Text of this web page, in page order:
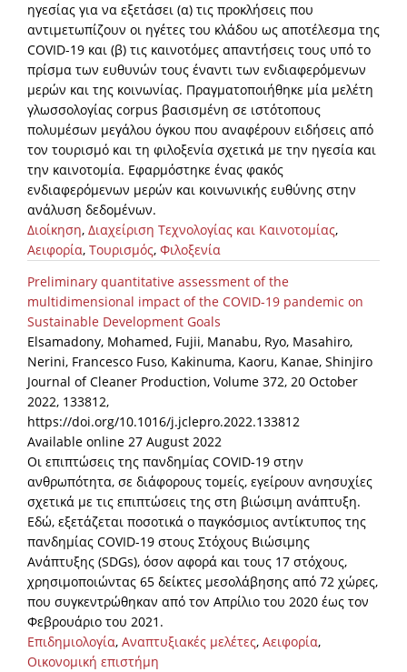
ηγεσίας για να εξετάσει (α) τις προκλήσεις που
αντιμετωπίζουν οι ηγέτες του κλάδου ως αποτέλεσμα της
COVID-19 και (β) τις καινοτόμες απαντήσεις τους υπό το
πρίσμα των ευθυνών τους έναντι των ενδιαφερόμενων
μερών και της κοινωνίας. Πραγματοποιήθηκε μία μελέτη
γλωσσολογίας corpus βασισμένη σε ιστότοπους
πολυμέσων μεγάλου όγκου που αναφέρουν ειδήσεις από
τον τουρισμό και τη φιλοξενία σχετικά με την ηγεσία και
την καινοτομία. Εφαρμόστηκε ένας φακός
ενδιαφερόμενων μερών και κοινωνικής ευθύνης στην
ανάλυση δεδομένων.
Διοίκηση, Διαχείριση Τεχνολογίας και Καινοτομίας,
Αειφορία, Τουρισμός, Φιλοξενία
Preliminary quantitative assessment of the
multidimensional impact of the COVID-19 pandemic on
Sustainable Development Goals
Elsamadony, Mohamed, Fujii, Manabu, Ryo, Masahiro,
Nerini, Francesco Fuso, Kakinuma, Kaoru, Kanae, Shinjiro
Journal of Cleaner Production, Volume 372, 20 October
2022, 133812,
https://doi.org/10.1016/j.jclepro.2022.133812
Available online 27 August 2022
Οι επιπτώσεις της πανδημίας COVID-19 στην
ανθρωπότητα, σε διάφορους τομείς, εγείρουν ανησυχίες
σχετικά με τις επιπτώσεις της στη βιώσιμη ανάπτυξη.
Εδώ, εξετάζεται ποσοτικά ο παγκόσμιος αντίκτυπος της
πανδημίας COVID-19 στους Στόχους Βιώσιμης
Ανάπτυξης (SDGs), όσον αφορά και τους 17 στόχους,
χρησιμοποιώντας 65 δείκτες μεσολάβησης από 72 χώρες,
που συγκεντρώθηκαν από τον Απρίλιο του 2020 έως τον
Φεβρουάριο του 2021.
Επιδημιολογία, Αναπτυξιακές μελέτες, Αειφορία,
Οικονομική επιστήμη